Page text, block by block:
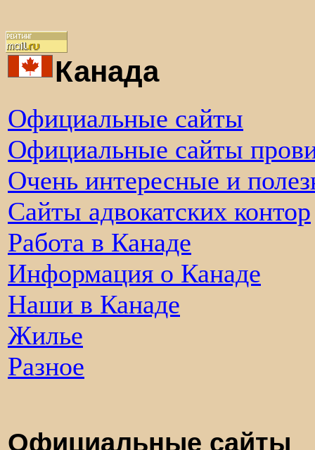
Канада
Официальные сайты
Официальные сайты
Очень интересные и
Сайты адвокатских контор
Работа в Канаде
Информация о Канаде
Наши в Канаде
Жилье
Разное
Официальные сайты